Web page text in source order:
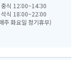
중식 12:00~14:30
석식 18:00~22:00
주 화요일 정기휴무)